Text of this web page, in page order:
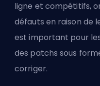
ligne et compétitifs,
défauts en raison de
est important pour
des patchs sous
corriger.